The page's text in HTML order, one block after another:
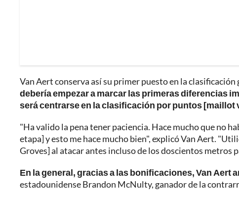
Van Aert conserva así su primer puesto en la
debería empezar a marcar las primeras diferencias
será centrarse en la clasificación por puntos [maillot
"Ha valido la pena tener paciencia. Hace mucho que no
etapa] y esto me hace mucho bien", explicó Van Aert.
Groves] al atacar antes incluso de los doscientos metros
En la general, gracias a las bonificaciones, Van Aert
estadounidense Brandon McNulty, ganador de la